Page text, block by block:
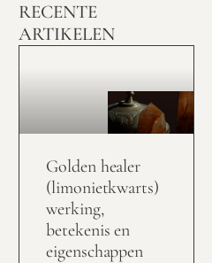
RECENTE
ARTIKELEN
Golden healer
(limonietkwarts)
werking,
betekenis en
eigenschappen